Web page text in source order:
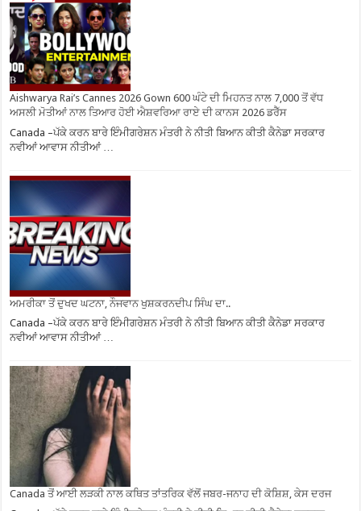
Aishwarya Rai’s Cannes 2026 Gown 600 ਘੰਟੇ ਦੀ ਮਿਹਨਤ ਨਾਲ 7,000 ਤੋਂ ਵੱਧ
ਅਸਲੀ ਮੋਤੀਆਂ ਨਾਲ ਤਿਆਰ ਹੋਈ ਐਸ਼ਵਰਿਆ ਰਾਏ ਦੀ ਕਾਨਸ 2026 ਡਰੈੱਸ
Canada –ਪੱਕੇ ਕਰਨ ਬਾਰੇ ਇੰਮੀਗਰੇਸ਼ਨ ਮੰਤਰੀ ਨੇ ਨੀਤੀ ਬਿਆਨ ਕੀਤੀ ਕੈਨੇਡਾ ਸਰਕਾਰ
ਨਵੀਆਂ ਆਵਾਸ ਨੀਤੀਆਂ …
ਅਮਰੀਕਾ ਤੋਂ ਦੁਖਦ ਘਟਨਾ, ਨੌਜਵਾਨ ਖੁਸ਼ਕਰਨਦੀਪ ਸਿੰਘ ਦਾ..
Canada –ਪੱਕੇ ਕਰਨ ਬਾਰੇ ਇੰਮੀਗਰੇਸ਼ਨ ਮੰਤਰੀ ਨੇ ਨੀਤੀ ਬਿਆਨ ਕੀਤੀ ਕੈਨੇਡਾ ਸਰਕਾਰ
ਨਵੀਆਂ ਆਵਾਸ ਨੀਤੀਆਂ …
Canada ਤੋਂ ਆਈ ਲੜਕੀ ਨਾਲ ਕਥਿਤ ਤਾਂਤਰਿਕ ਵੱਲੋਂ ਜਬਰ-ਜਨਾਹ ਦੀ ਕੋਸ਼ਿਸ਼, ਕੇਸ ਦਰਜ